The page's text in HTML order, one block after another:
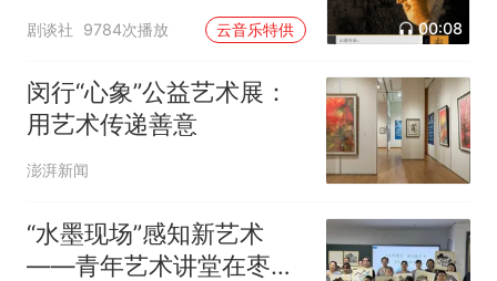
剧谈社 9784次播放 云音乐特供 00:08
闵行“心象”公益艺术展：
用艺术传递善意
澎湃新闻
“水墨现场”感知新艺术
——青年艺术讲堂在枣庄